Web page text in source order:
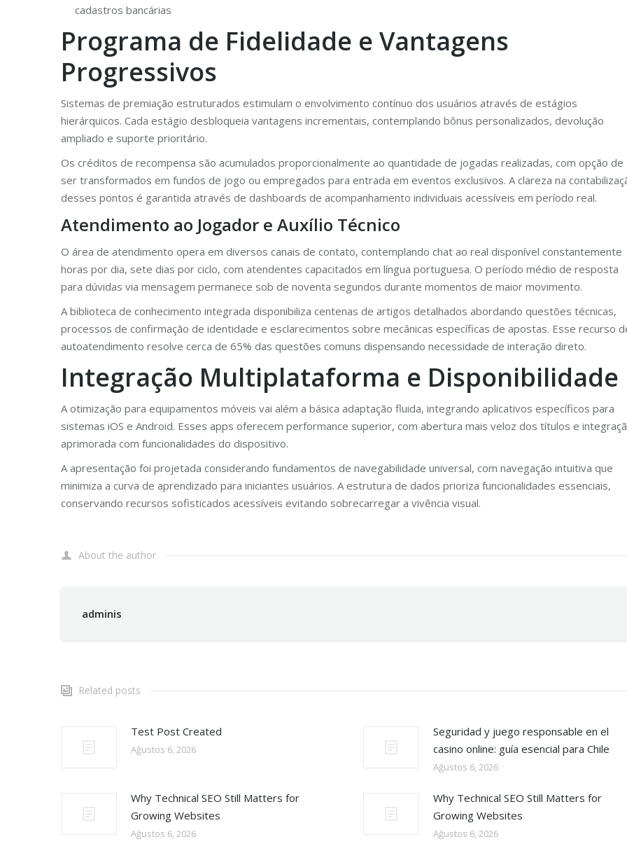
cadastros bancárias
Programa de Fidelidade e Vantagens
Progressivos
Sistemas de premiação estruturados estimulam o envolvimento contínuo dos usuários através de estágios
hierárquicos. Cada estágio desbloqueia vantagens incrementais, contemplando bônus personalizados, devolução
ampliado e suporte prioritário.
Os créditos de recompensa são acumulados proporcionalmente ao quantidade de jogadas realizadas, com opção de
ser transformados em fundos de jogo ou empregados para entrada em eventos exclusivos. A clareza na
desses pontos é garantida através de dashboards de acompanhamento individuais acessíveis em período real.
Atendimento ao Jogador e Auxílio Técnico
O área de atendimento opera em diversos canais de contato, contemplando chat ao real disponível constantemente
horas por dia, sete dias por ciclo, com atendentes capacitados em língua portuguesa. O período médio de resposta
para dúvidas via mensagem permanece sob de noventa segundos durante momentos de maior movimento.
A biblioteca de conhecimento integrada disponibiliza centenas de artigos detalhados abordando questões técnicas,
processos de confirmação de identidade e esclarecimentos sobre mecânicas específicas de apostas. Esse recurso
autoatendimento resolve cerca de 65% das questões comuns dispensando necessidade de interação direto.
Integração Multiplataforma e Disponibilidade
A otimização para equipamentos móveis vai além a básica adaptação fluida, integrando aplicativos específicos para
sistemas iOS e Android. Esses apps oferecem performance superior, com abertura mais veloz dos títulos e
aprimorada com funcionalidades do dispositivo.
A apresentação foi projetada considerando fundamentos de navegabilidade universal, com navegação intuitiva que
minimiza a curva de aprendizado para iniciantes usuários. A estrutura de dados prioriza funcionalidades essenciais,
conservando recursos sofisticados acessíveis evitando sobrecarregar a vivência visual.
About the author
adminis
Related posts
Test Post Created
Ağustos 6, 2026
Seguridad y juego responsable en el
casino online: guía esencial para Chile
Ağustos 6, 2026
Why Technical SEO Still Matters for
Growing Websites
Ağustos 6, 2026
Why Technical SEO Still Matters for
Growing Websites
Ağustos 6, 2026